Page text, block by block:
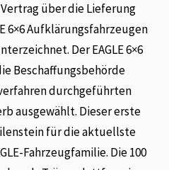
über die Lieferung
6×6 Aufklärungsfahrzeugen
Der EAGLE 6×6
Beschaffungsbehörde
durchgeführten
ausgewählt. Dieser erste
für die aktuellste
Fahrzeugfamilie. Die 100